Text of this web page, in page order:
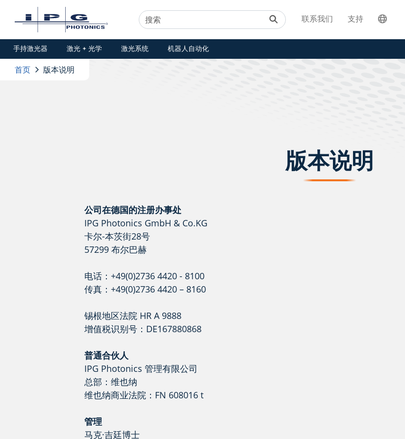
手持激光器 激光 + 光学 激光系统 机器人自动化
联系我们 支持
首页 版本说明
版本说明
公司在德国的注册办事处
IPG Photonics GmbH & Co.KG
卡尔-本茨街28号
57299 布尔巴赫
电话：+49(0)2736 4420 - 8100
传真：+49(0)2736 4420 – 8160
锡根地区法院 HR A 9888
增值税识别号：DE167880868
普通合伙人
IPG Photonics 管理有限公司
总部：维也纳
维也纳商业法院：FN 608016 t
管理
马克·吉廷博士